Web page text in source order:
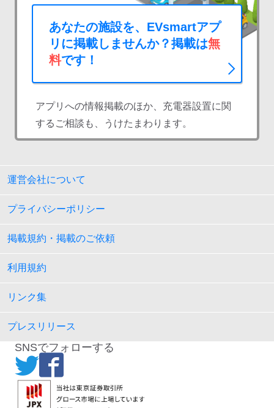
あなたの施設を、EVsmartアプ
リに掲載しませんか？掲載は無
料です！
アプリへの情報掲載のほか、充電器設置に関
するご相談も、うけたまわります。
運営会社について
プライバシーポリシー
掲載規約・掲載のご依頼
利用規約
リンク集
プレスリリース
SNSでフォローする